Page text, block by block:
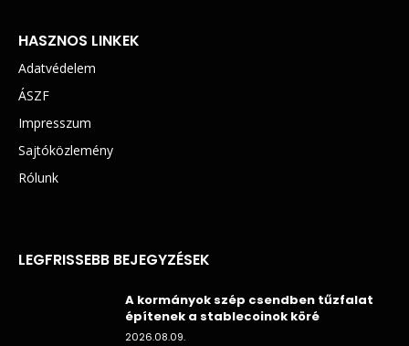
HASZNOS LINKEK
Adatvédelem
ÁSZF
Impresszum
Sajtóközlemény
Rólunk
LEGFRISSEBB BEJEGYZÉSEK
A kormányok szép csendben tűzfalat
építenek a stablecoinok köré
2026.08.09.